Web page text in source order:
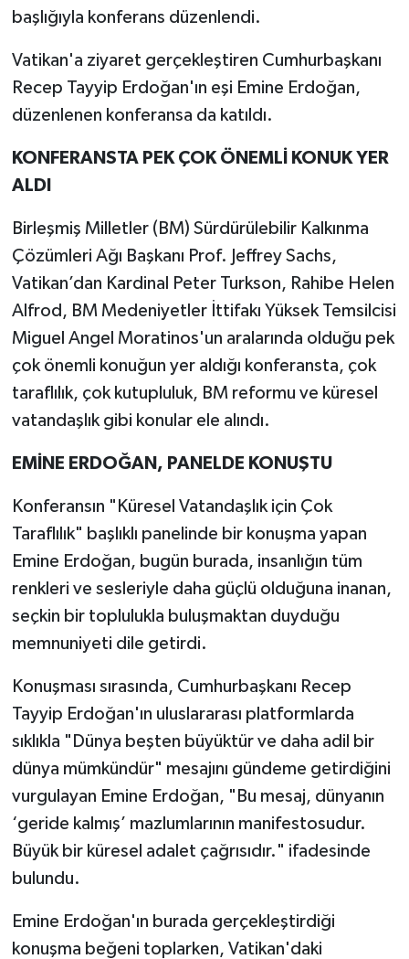
başlığıyla konferans düzenlendi.
Vatikan'a ziyaret gerçekleştiren Cumhurbaşkanı
Recep Tayyip Erdoğan'ın eşi Emine Erdoğan,
düzenlenen konferansa da katıldı.
KONFERANSTA PEK ÇOK ÖNEMLİ KONUK YER
ALDI
Birleşmiş Milletler (BM) Sürdürülebilir Kalkınma
Çözümleri Ağı Başkanı Prof. Jeffrey Sachs,
Vatikan’dan Kardinal Peter Turkson, Rahibe Helen
Alfrod, BM Medeniyetler İttifakı Yüksek Temsilcisi
Miguel Angel Moratinos'un aralarında olduğu pek
çok önemli konuğun yer aldığı konferansta, çok
taraflılık, çok kutupluluk, BM reformu ve küresel
vatandaşlık gibi konular ele alındı.
EMİNE ERDOĞAN, PANELDE KONUŞTU
Konferansın "Küresel Vatandaşlık için Çok
Taraflılık" başlıklı panelinde bir konuşma yapan
Emine Erdoğan, bugün burada, insanlığın tüm
renkleri ve sesleriyle daha güçlü olduğuna inanan,
seçkin bir toplulukla buluşmaktan duyduğu
memnuniyeti dile getirdi.
Konuşması sırasında, Cumhurbaşkanı Recep
Tayyip Erdoğan'ın uluslararası platformlarda
sıklıkla "Dünya beşten büyüktür ve daha adil bir
dünya mümkündür" mesajını gündeme getirdiğini
vurgulayan Emine Erdoğan, "Bu mesaj, dünyanın
‘geride kalmış’ mazlumlarının manifestosudur.
Büyük bir küresel adalet çağrısıdır." ifadesinde
bulundu.
Emine Erdoğan'ın burada gerçekleştirdiği
konuşma beğeni toplarken, Vatikan'daki